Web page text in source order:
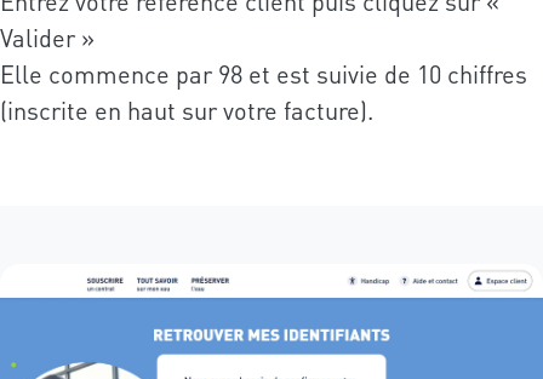
Valider »
Elle commence par 98 et est suivie de 10 chiffres
(inscrite en haut sur votre facture).